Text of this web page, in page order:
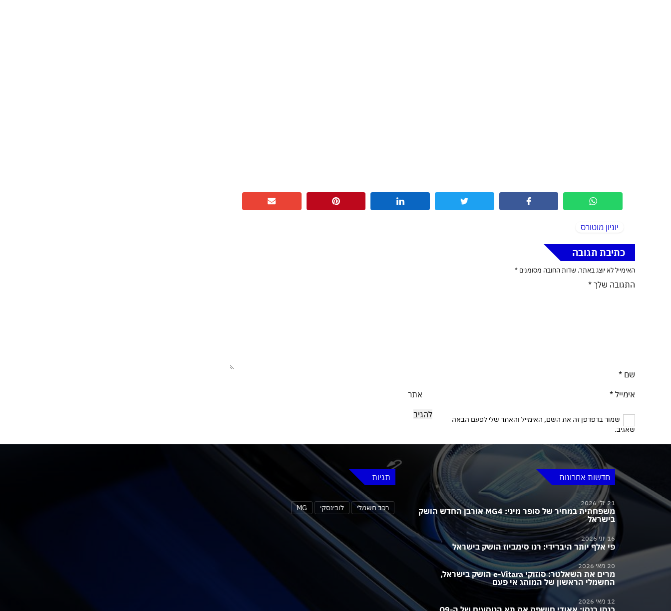
יוניון מוטורס
כתיבת תגובה
האימייל לא יוצג באתר. שדות החובה מסומנים *
התגובה שלך *
שם *
אימייל * אתר
שמור בדפדפן זה את השם, האימייל והאתר שלי לפעם הבאה
שאגיב.
חדשות אחרונות
21 יולי 2026
משפחתית במחיר של סופר מיני: MG4 אורבן החדש הושק
בישראל
16 יוני 2026
פי אלף יותר היברידי: רנו סימביוז הושק בישראל
20 מאי 2026
מרים את השאלטר: סוזוקי e-Vitara הושק בישראל,
החשמלי הראשון של המותג אי פעם
12 מאי 2026
תגיות
רכב חשמלי לובינסקי MG